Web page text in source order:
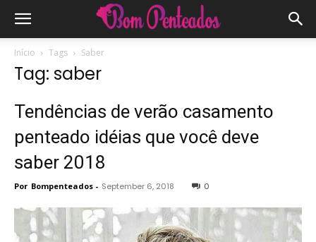
Início Tags Saber
Tag: saber
Tendências de verão casamento
penteado idéias que você deve
saber 2018
Por Bompenteados - September 6, 2018 0